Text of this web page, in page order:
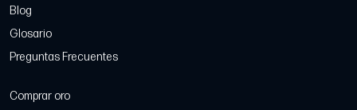
Blog
Glosario
Preguntas Frecuentes
Comprar oro